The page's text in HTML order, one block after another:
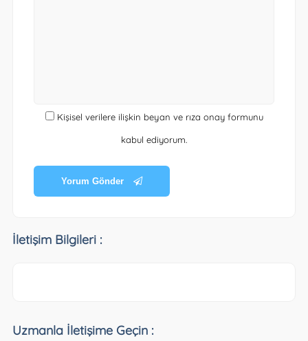
Kişisel verilere ilişkin beyan ve rıza onay formunu
kabul ediyorum.
Yorum Gönder
İletişim Bilgileri :
Uzmanla İletişime Geçin :